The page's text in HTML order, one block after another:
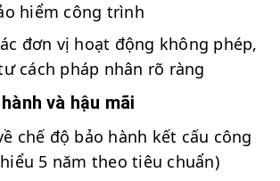
hiểm công trình
đơn vị hoạt động không phép,
cách pháp nhân rõ ràng
và hậu mãi
chế độ bảo hành kết cấu công
5 năm theo tiêu chuẩn)